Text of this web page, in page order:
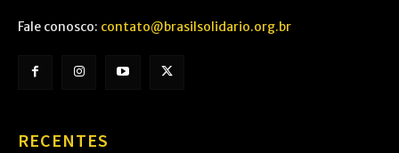
Fale conosco: contato@brasilsolidario.org.br
RECENTES